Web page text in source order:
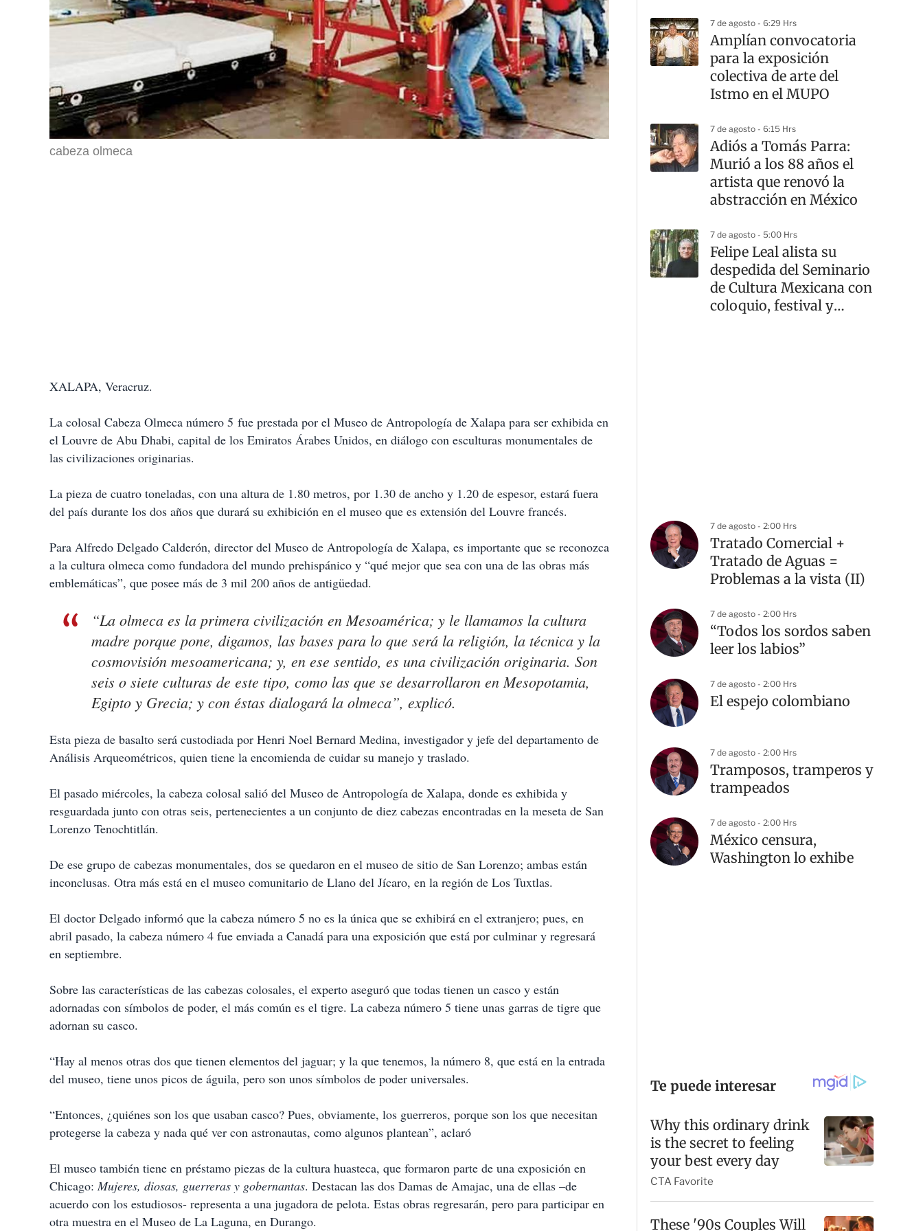
cabeza olmeca
XALAPA, Veracruz.
La colosal Cabeza Olmeca número 5 fue prestada por el Museo de Antropología de Xalapa para ser exhibida en
el Louvre de Abu Dhabi, capital de los Emiratos Árabes Unidos, en diálogo con esculturas monumentales de
las civilizaciones originarias.
La pieza de cuatro toneladas, con una altura de 1.80 metros, por 1.30 de ancho y 1.20 de espesor, estará fuera
del país durante los dos años que durará su exhibición en el museo que es extensión del Louvre francés.
Para Alfredo Delgado Calderón, director del Museo de Antropología de Xalapa, es importante que se reconozca
a la cultura olmeca como fundadora del mundo prehispánico y “qué mejor que sea con una de las obras más
emblemáticas”, que posee más de 3 mil 200 años de antigüedad.
“La olmeca es la primera civilización en Mesoamérica; y le llamamos la cultura
madre porque pone, digamos, las bases para lo que será la religión, la técnica y la
cosmovisión mesoamericana; y, en ese sentido, es una civilización originaria. Son
seis o siete culturas de este tipo, como las que se desarrollaron en Mesopotamia,
Egipto y Grecia; y con éstas dialogará la olmeca”, explicó.
Esta pieza de basalto será custodiada por Henri Noel Bernard Medina, investigador y jefe del departamento de
Análisis Arqueométricos, quien tiene la encomienda de cuidar su manejo y traslado.
El pasado miércoles, la cabeza colosal salió del Museo de Antropología de Xalapa, donde es exhibida y
resguardada junto con otras seis, pertenecientes a un conjunto de diez cabezas encontradas en la meseta de San
Lorenzo Tenochtitlán.
De ese grupo de cabezas monumentales, dos se quedaron en el museo de sitio de San Lorenzo; ambas están
inconclusas. Otra más está en el museo comunitario de Llano del Jícaro, en la región de Los Tuxtlas.
El doctor Delgado informó que la cabeza número 5 no es la única que se exhibirá en el extranjero; pues, en
abril pasado, la cabeza número 4 fue enviada a Canadá para una exposición que está por culminar y regresará
en septiembre.
Sobre las características de las cabezas colosales, el experto aseguró que todas tienen un casco y están
adornadas con símbolos de poder, el más común es el tigre. La cabeza número 5 tiene unas garras de tigre que
adornan su casco.
“Hay al menos otras dos que tienen elementos del jaguar; y la que tenemos, la número 8, que está en la entrada
del museo, tiene unos picos de águila, pero son unos símbolos de poder universales.
“Entonces, ¿quiénes son los que usaban casco? Pues, obviamente, los guerreros, porque son los que necesitan
protegerse la cabeza y nada qué ver con astronautas, como algunos plantean”, aclaró
El museo también tiene en préstamo piezas de la cultura huasteca, que formaron parte de una exposición en
Chicago:Mujeres, diosas, guerreras y gobernantas. Destacan las dos Damas de Amajac, una de ellas –de
acuerdo con los estudiosos- representa a una jugadora de pelota. Estas obras regresarán, pero para participar en
otra muestra en el Museo de La Laguna, en Durango.
7 de agosto - 6:29 Hrs
Amplían convocatoria
para la exposición
colectiva de arte del
Istmo en el MUPO
7 de agosto - 6:15 Hrs
Adiós a Tomás Parra:
Murió a los 88 años el
artista que renovó la
abstracción en México
7 de agosto - 5:00 Hrs
Felipe Leal alista su
despedida del Seminario
de Cultura Mexicana con
coloquio, festival y
7 de agosto - 2:00 Hrs
Tratado Comercial +
Tratado de Aguas =
Problemas a la vista (II)
7 de agosto - 2:00 Hrs
“Todos los sordos saben
leer los labios”
7 de agosto - 2:00 Hrs
El espejo colombiano
7 de agosto - 2:00 Hrs
Tramposos, tramperos y
trampeados
7 de agosto - 2:00 Hrs
México censura,
Washington lo exhibe